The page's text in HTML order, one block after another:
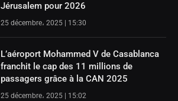
Jérusalem pour 2026
25 décembre، 2025 | 15:30
L’aéroport Mohammed V de Casablanca
franchit le cap des 11 millions de
passagers grâce à la CAN 2025
25 décembre، 2025 | 15:02